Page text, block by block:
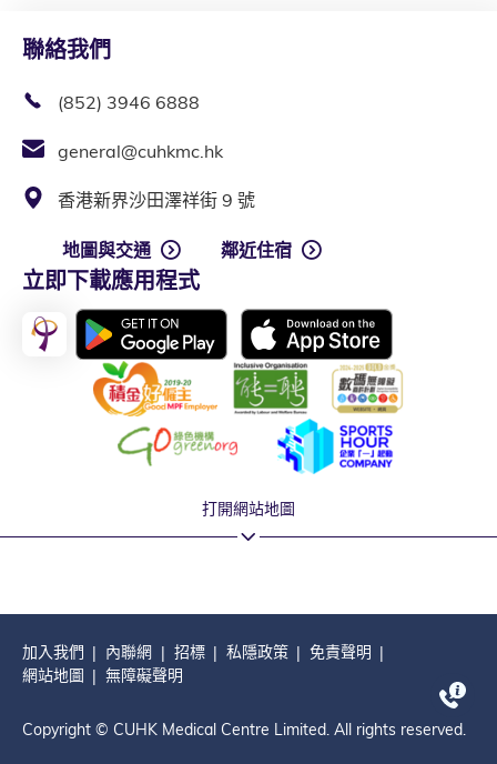
聯絡我們
(852) 3946 6888
general@cuhkmc.hk
香港新界沙田澤祥街 9 號
地圖與交通 鄰近住宿
立即下載應用程式
打開網站地圖
加入我們 內聯網 招標 私隱政策
免責聲明
網站地圖
無障礙聲明
Copyright © CUHK Medical Centre Limited. All rights reserved.